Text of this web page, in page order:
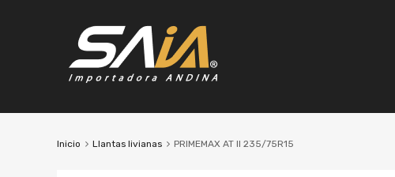
Inicio Llantas livianas PRIMEMAX AT II 235/75R15